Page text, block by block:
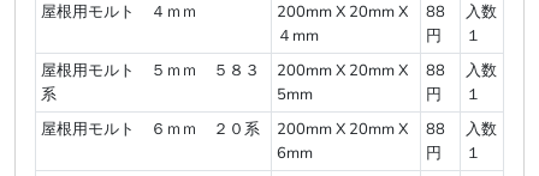
屋根用モルト ４ｍｍ
200mm X 20mm X
４mm
88
円
入数
１
屋根用モルト ５ｍｍ ５８３
系
200mm X 20mm X
5mm
88
円
入数
１
屋根用モルト ６ｍｍ ２０系
200mm X 20mm X
6mm
88
円
入数
１